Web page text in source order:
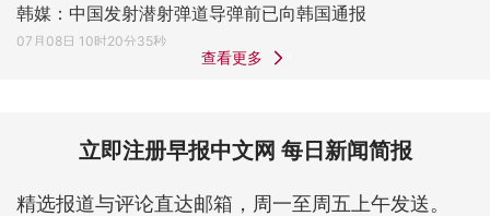
韩媒：中国发射潜射弹道导弹前已向韩国通报
07月08日 10时20分35秒
查看更多
立即注册早报中文网 每日新闻简报
精选报道与评论直达邮箱，周一至周五上午发送。